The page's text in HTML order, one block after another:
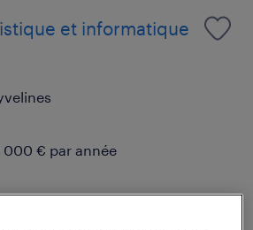
et informatique
000 € par année